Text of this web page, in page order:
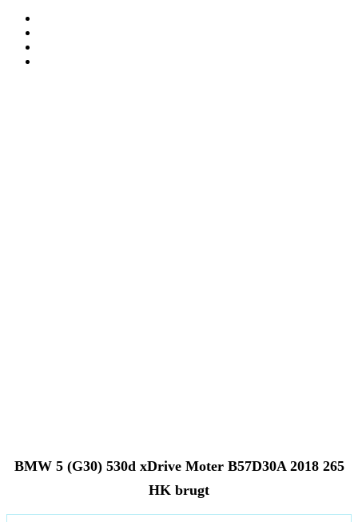
BMW 5 (G30) 530d xDrive Moter B57D30A 2018 265
HK brugt